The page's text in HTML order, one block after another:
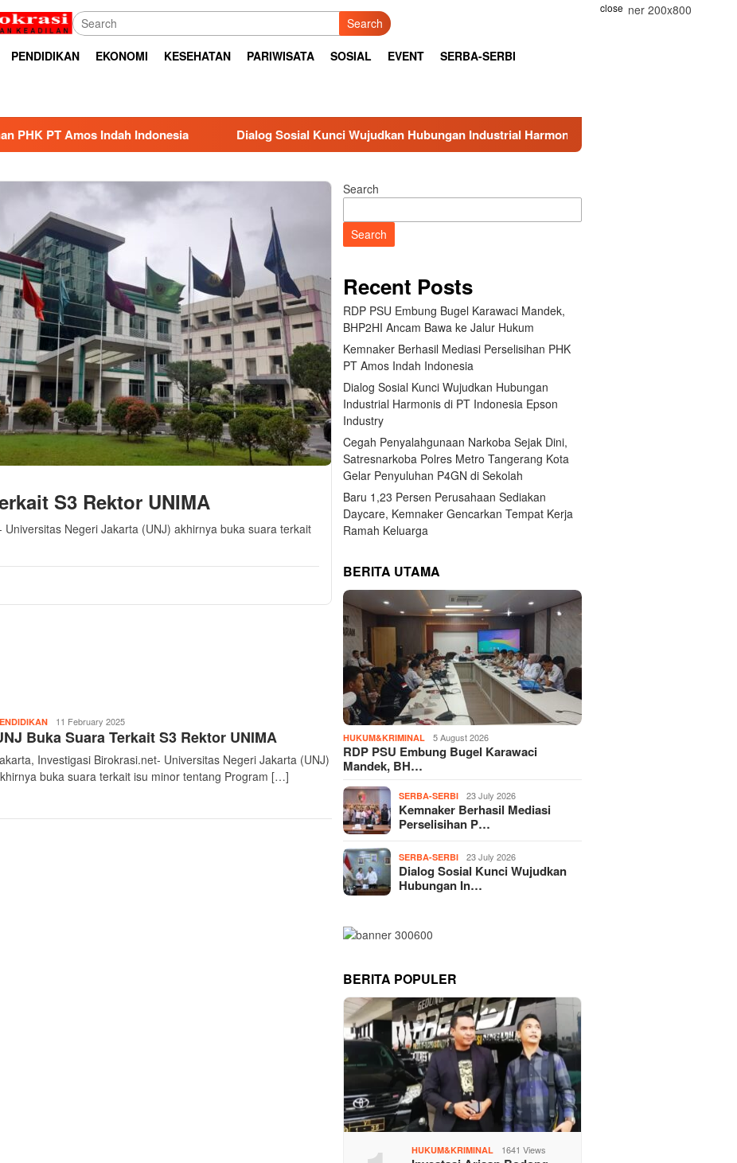
close
Search
PENDIDIKAN EKONOMI KESEHATAN PARIWISATA SOSIAL EVENT SERBA-SERBI
Indah Indonesia Dialog Sosial Kunci Wujudkan Hubungan Industrial Harmonis di PT Indonesia Epson Industry
S3 Rektor UNIMA
Negeri Jakarta (UNJ) akhirnya buka suara terkait
InvestigasiBirokrasi
11 February 2025
Buka Suara Terkait S3 Rektor UNIMA
Investigasi Birokrasi.net- Universitas Negeri Jakarta (UNJ)
buka suara terkait isu minor tentang Program […]
Search
Search
Recent Posts
RDP PSU Embung Bugel Karawaci Mandek,
BHP2HI Ancam Bawa ke Jalur Hukum
Kemnaker Berhasil Mediasi Perselisihan PHK
PT Amos Indah Indonesia
Dialog Sosial Kunci Wujudkan Hubungan
Industrial Harmonis di PT Indonesia Epson
Industry
Cegah Penyalahgunaan Narkoba Sejak Dini,
Satresnarkoba Polres Metro Tangerang Kota
Gelar Penyuluhan P4GN di Sekolah
Baru 1,23 Persen Perusahaan Sediakan
Daycare, Kemnaker Gencarkan Tempat Kerja
Ramah Keluarga
BERITA UTAMA
HUKUM&KRIMINAL 5 August 2026
RDP PSU Embung Bugel Karawaci
Mandek, BH…
SERBA-SERBI 23 July 2026
Kemnaker Berhasil Mediasi
Perselisihan P…
SERBA-SERBI 23 July 2026
Dialog Sosial Kunci Wujudkan
Hubungan In…
BERITA POPULER
HUKUM&KRIMINAL 1641 Views